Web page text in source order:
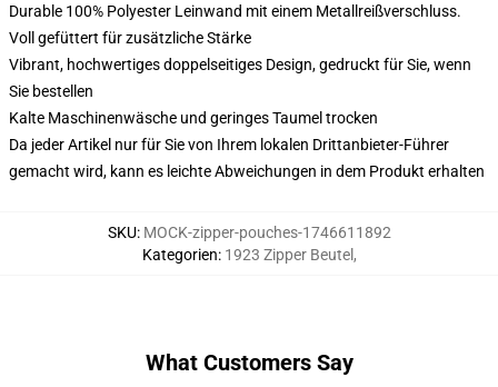
Durable 100% Polyester Leinwand mit einem Metallreißverschluss.
Voll gefüttert für zusätzliche Stärke
Vibrant, hochwertiges doppelseitiges Design, gedruckt für Sie, wenn
Sie bestellen
Kalte Maschinenwäsche und geringes Taumel trocken
Da jeder Artikel nur für Sie von Ihrem lokalen Drittanbieter-Führer
gemacht wird, kann es leichte Abweichungen in dem Produkt erhalten
SKU: MOCK-zipper-pouches-1746611892
Kategorien: 1923 Zipper Beutel ,
What Customers Say